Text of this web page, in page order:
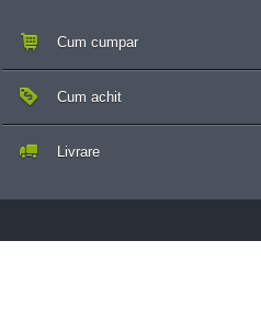
Cum cumpar
Cum achit
Livrare